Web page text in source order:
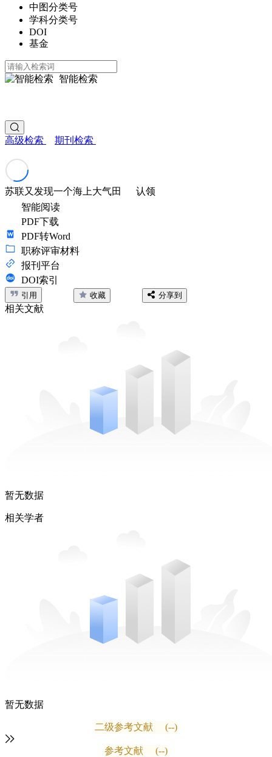
中图分类号
学科分类号
DOI
基金
智能检索
高级检索 期刊检索
苏联又发现一个海上大气田
认领
智能阅读
PDF下载
PDF转Word
职称评审材料
报刊平台
DOI索引
引用 收藏 分享到
相关文献
暂无数据
相关学者
暂无数据
二级参考文献 (--)
参考文献 (--)